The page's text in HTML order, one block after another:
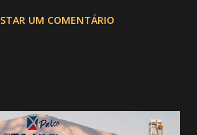
de Montarias em Touros
(CRP) , a maior companhia de
o evento até mudou de nome:
UM COMENTÁRIO